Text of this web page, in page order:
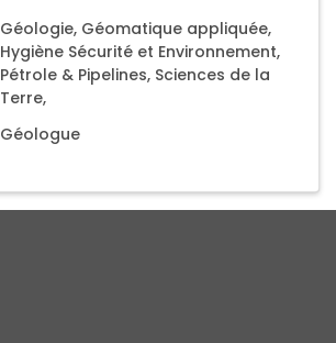
Géologie, Géomatique appliquée,
Hygiène Sécurité et Environnement,
Pétrole & Pipelines, Sciences de la
Terre,
Géologue